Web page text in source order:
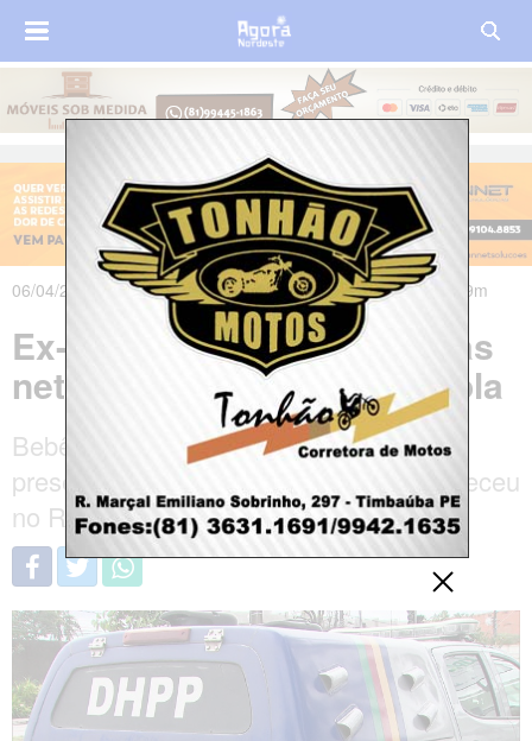
06/04/2025 às 06h45m - Atualizado em 09/04/2025 às 17h29m
Ex-PM é morto na frente das
netas ao buscá-las na escola
Bebê estava entre as crianças que
presenciaram assassinato. Crime aconteceu
no Recife.